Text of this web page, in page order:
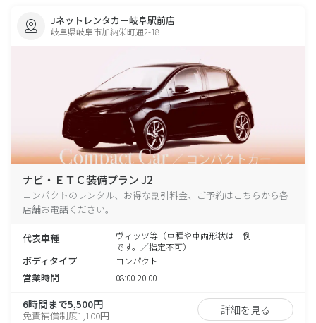
Jネットレンタカー岐阜駅前店
岐阜県岐阜市加納栄町通2-18
ナビ・ＥＴＣ装備プラン J2
コンパクトのレンタル、お得な割引料金、ご予約はこちらから各
店舗お電話ください。
代表車種
ヴィッツ等（車種や車両形状は一例
です。／指定不可）
ボディタイプ コンパクト
営業時間 08:00-20:00
6時間まで5,500円
免責補償制度1,100円 詳細を見る